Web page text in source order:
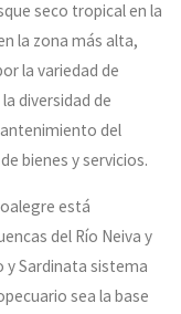
seco tropical en la
la zona más alta,
la variedad de
diversidad de
del
bienes y servicios.
está
del Río Neiva y
y Sardinata sistema
sea la base